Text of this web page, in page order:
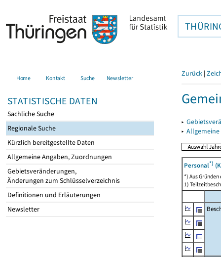
Home Kontakt Suche Newsletter
STATISTISCHE DATEN
Sachliche Suche
Regionale Suche
Kürzlich bereitgestellte Daten
Allgemeine Angaben, Zuordnungen
Gebietsveränderungen,
Änderungen zum Schlüsselverzeichnis
Definitionen und Erläuterungen
Newsletter
Zurück |
▸
▸
Personal*)
*) Aus
1)